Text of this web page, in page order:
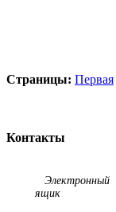
Страницы: Первая
Контакты
Электронный
ящик